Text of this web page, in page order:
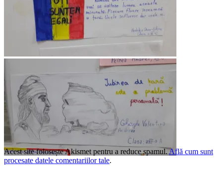
Acest site folosește Akismet pentru a reduce spamul.Află cum sunt
procesate datele comentariilor tale.